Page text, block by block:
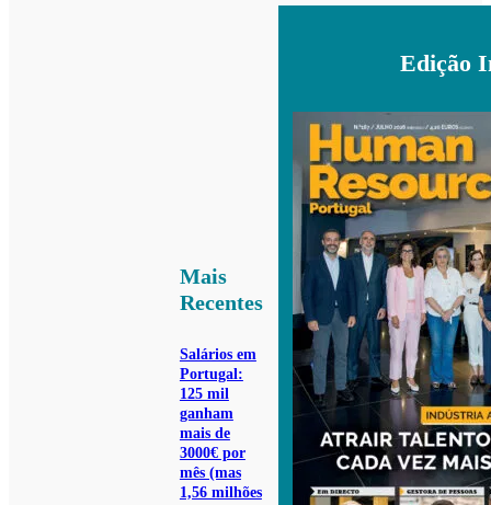
Mais
Recentes
Salários em
Portugal:
125 mil
ganham
mais de
3000€ por
mês (mas
1,56 milhões
Edição